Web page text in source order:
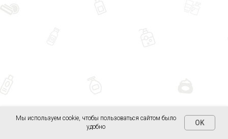
Мы используем cookie, чтобы пользоваться сайтом было
удобно
OK